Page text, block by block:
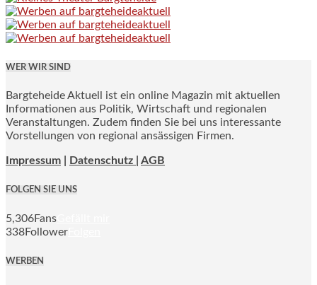
WER WIR SIND
Bargteheide Aktuell ist ein online Magazin mit aktuellen
Informationen aus Politik, Wirtschaft und regionalen
Veranstaltungen. Zudem finden Sie bei uns interessante
Vorstellungen von regional ansässigen Firmen.
Impressum Datenschutz | AGB
FOLGEN SIE UNS
5,306Fans
338Follower
WERBEN